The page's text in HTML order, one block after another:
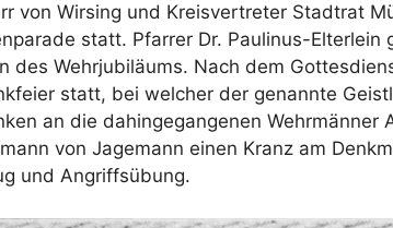
von Wirsing und Kreisvertreter Stadtrat
statt. Pfarrer Dr. Paulinus-
des Wehrjubiläums. Nach dem
statt, bei welcher der genannte
an die dahingegangenen Wehrmänner
von Jagemann einen Kranz am
und Angriffsübung.